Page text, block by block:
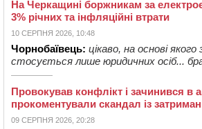
На Черкащині боржникам за
3% річних та інфляційні втрати
10 СЕРПНЯ 2026, 10:48
Чорнобаївець: цікаво, на основі
стосується лише юридичних осіб...
Провокував конфлікт і зачинився в
прокоментували скандал із
09 СЕРПНЯ 2026, 20:28